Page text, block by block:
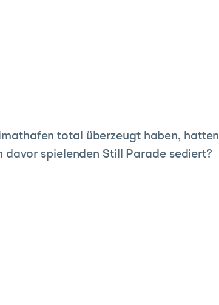
total überzeugt haben, hatten
spielenden Still Parade sediert?